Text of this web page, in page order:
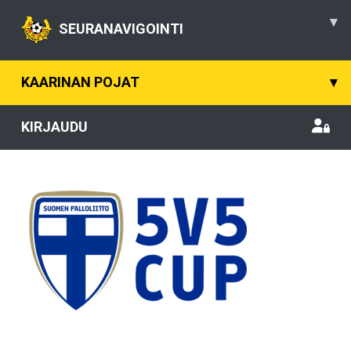
SEURANAVIGOINTI ▾
KAARINAN POJAT ▾
KIRJAUDU